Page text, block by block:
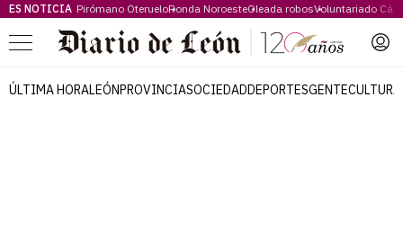
ES NOTICIA Pirómano OterueloRonda NoroesteOleada robosVoluntariado
Menú
ÚLTIMA HORALEÓNPROVINCIASOCIEDADDEPORTESGENTECULTURA